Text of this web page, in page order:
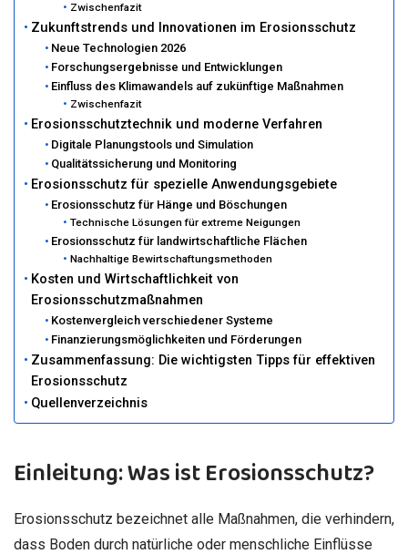
Zwischenfazit
Zukunftstrends und Innovationen im Erosionsschutz
Neue Technologien 2026
Forschungsergebnisse und Entwicklungen
Einfluss des Klimawandels auf zukünftige Maßnahmen
Zwischenfazit
Erosionsschutztechnik und moderne Verfahren
Digitale Planungstools und Simulation
Qualitätssicherung und Monitoring
Erosionsschutz für spezielle Anwendungsgebiete
Erosionsschutz für Hänge und Böschungen
Technische Lösungen für extreme Neigungen
Erosionsschutz für landwirtschaftliche Flächen
Nachhaltige Bewirtschaftungsmethoden
Kosten und Wirtschaftlichkeit von
Erosionsschutzmaßnahmen
Kostenvergleich verschiedener Systeme
Finanzierungsmöglichkeiten und Förderungen
Zusammenfassung: Die wichtigsten Tipps für effektiven
Erosionsschutz
Quellenverzeichnis
Einleitung: Was ist Erosionsschutz?
Erosionsschutz bezeichnet alle Maßnahmen, die verhindern,
dass Boden durch natürliche oder menschliche Einflüsse